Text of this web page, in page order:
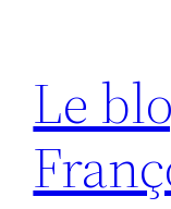
contenu
Le